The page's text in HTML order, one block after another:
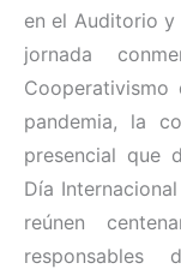
en el Auditorio y
jornada
pandemia, la
presencial que
Día
reúnen
responsables